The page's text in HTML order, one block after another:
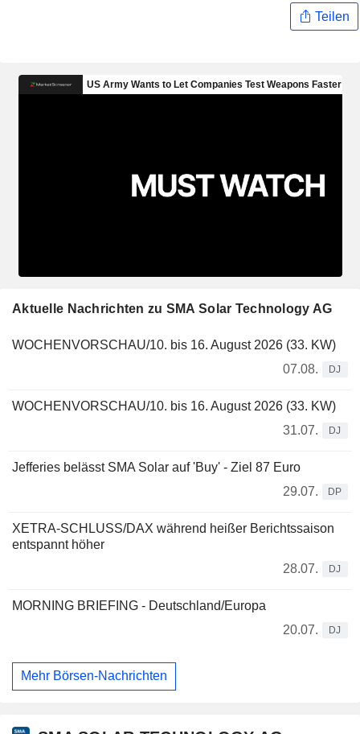
Teilen
Aktuelle Nachrichten zu SMA Solar Technology AG
WOCHENVORSCHAU/10. bis 16. August 2026 (33. KW)
07.08.
DJ
WOCHENVORSCHAU/10. bis 16. August 2026 (33. KW)
31.07.
DJ
Jefferies belässt SMA Solar auf 'Buy' - Ziel 87 Euro
29.07.
DP
XETRA-SCHLUSS/DAX während heißer Berichtssaison
entspannt höher
28.07.
DJ
MORNING BRIEFING - Deutschland/Europa
20.07.
DJ
Mehr Börsen-Nachrichten